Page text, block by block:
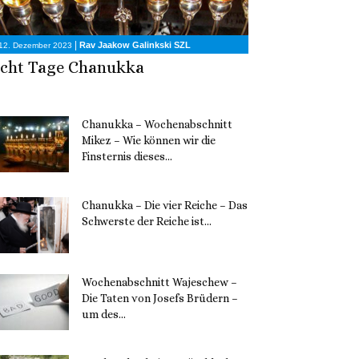
Dezember 2023 | Rav Jaakow Galinkski SZL
Tage Chanukka
Chanukka – Wochenabschnitt
Mikez – Wie können wir die
Finsternis dieses...
Chanukka – Die vier Reiche – Das
Schwerste der Reiche ist...
Wochenabschnitt Wajeschew –
Die Taten von Josefs Brüdern –
um des...